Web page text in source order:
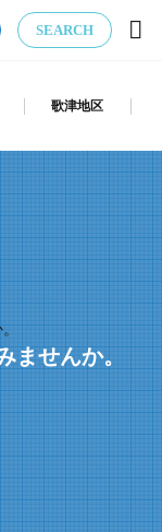
SEARCH
歌津地区
ませんか。